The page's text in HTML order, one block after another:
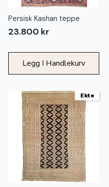
Persisk Kashan teppe
23.800 kr
Legg I Handlekurv
Ekte